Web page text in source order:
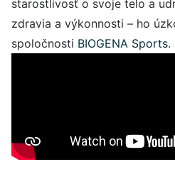
starostlivosť o svoje telo a
zdravia a výkonnosti – ho
spoločnosti BIOGENA Sports.